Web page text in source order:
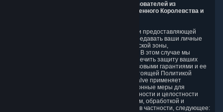
9. Дополнительная информация для пользователей из
Европейской экономической зоны, Соединенного Королевства и
Являясь компанией, расположенной в США и предоставляющей
игровые услуги по всему миру, мы можем передавать ваши личные
данные за пределы Европейской экономической зоны,
Соединенного Королевства или Швейцарии. В этом случае мы
примем дополнительные меры, чтобы обеспечить защиту ваших
персональных данных в соответствии с правовыми гарантиями и ее
безопасную обработку в соответствии с настоящей Политикой
конфиденциальности. При этом компания Valve применяет
соответствующие договорные и организационные меры для
обеспечения конфиденциальности, безопасности и целостности
пользовательских данных в связи с их сбором, обработкой и
передачей. Принятые нами меры включают, в частности, следующее: